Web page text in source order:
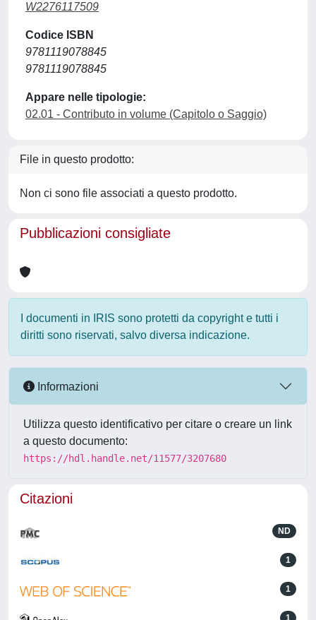
W2276117509
Codice ISBN
9781119078845
9781119078845
Appare nelle tipologie:
02.01 - Contributo in volume (Capitolo o Saggio)
File in questo prodotto:
Non ci sono file associati a questo prodotto.
Pubblicazioni consigliate
I documenti in IRIS sono protetti da copyright e tutti i
diritti sono riservati, salvo diversa indicazione.
Informazioni
Utilizza questo identificativo per citare o creare un link
a questo documento:
https://hdl.handle.net/11577/3207680
Citazioni
ND
1
1
1